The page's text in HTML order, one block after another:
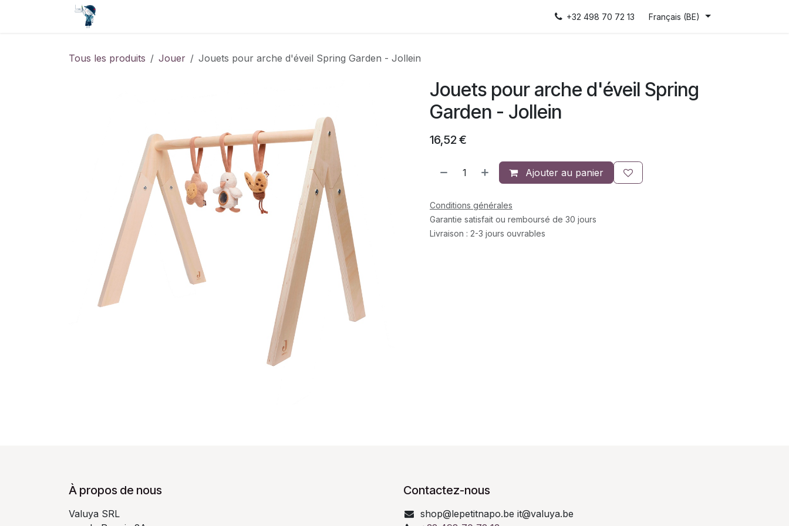
Se rendre au contenu
+32 498 70 72 13 Français (BE)
Tous les produits Jouer Jouets pour arche d'éveil Spring Garden - Jollein
Jouets pour arche d'éveil Spring
Garden - Jollein
16,52€
Ajouter au panier
Conditions générales
Garantie satisfait ou remboursé de 30 jours
Livraison : 2-3 jours ouvrables
À propos de nous
Valuya SRL
Contactez-nous
shop@lepetitnapo.be it@valuya.be